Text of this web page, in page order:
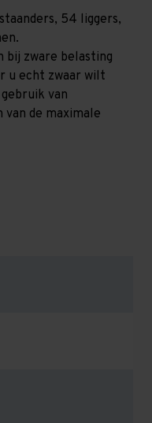
54 liggers,
bij zware belasting
u echt zwaar wilt
van
de maximale